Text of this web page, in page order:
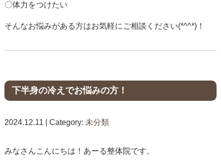
〇体力をつけたい
そんなお悩みがある方はお気軽にご相談ください(*^^*)！
下半身の冷えでお悩みの方！
2024.12.11 | Category: 未分類
みなさんこんにちは！あーる整体院です。